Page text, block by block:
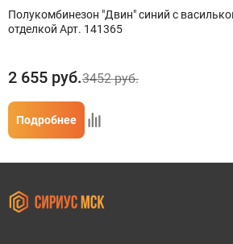
Полукомбинезон "Двин" синий с
отделкой Арт. 141365
2 655 руб.3452 руб.
Подробнее